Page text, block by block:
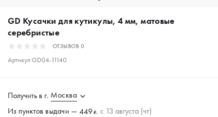
GD Кусачки для кутикулы, 4 мм, матовые
серебристые
ОТЗЫВОВ 0
АртикулGD04-11140
Получить в г. Москва
Из пунктов выдачи — 449₽, c 13 августа (чт)